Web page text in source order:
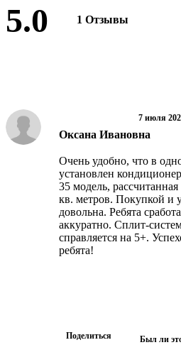
5.0 1 Отзывы
7 июля
Оксана Ивановна
Очень удобно, что в
установлен
35 модель,
кв. метров. Покупкой и
довольна. Ребята
аккуратно. Сплит-
справляется на 5+.
ребята!
Поделиться Был ли